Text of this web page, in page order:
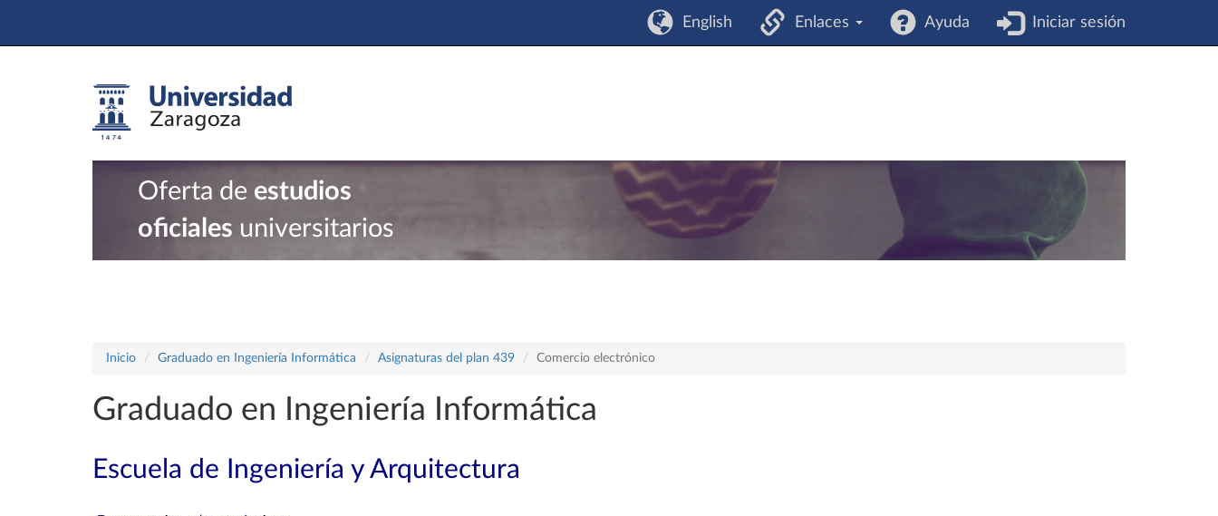
English Enlaces Ayuda Iniciar sesión
Oferta de estudios
oficiales universitarios
Inicio Graduado en Ingeniería Informática Asignaturas del plan 439 Comercio electrónico
Graduado en Ingeniería Informática
Escuela de Ingeniería y Arquitectura